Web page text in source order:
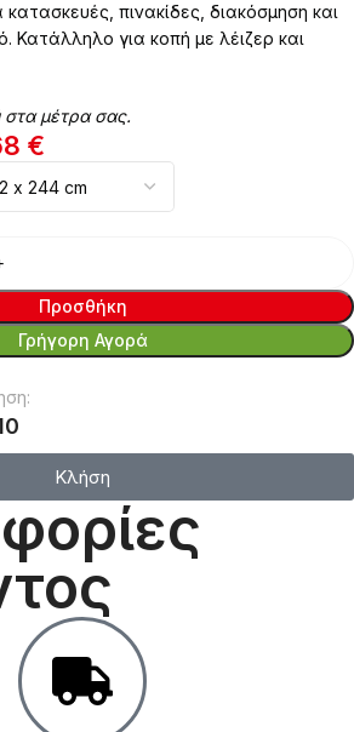
πινακίδες, διακόσμηση και
Κατάλληλο για κοπή με λέιζερ και
στα μέτρα σας.
€
Προσθήκη
Γρήγορη Αγορά
Κλήση